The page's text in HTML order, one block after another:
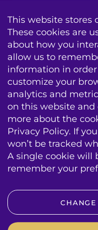
AV Conseil
Echec &
Mises
sitemap
This website stores
These cookies are
about how you
allow us to
information in
customize your
analytics and
on this website and
more about the
Privacy Policy. If
won’t be tracked
A single cookie will
remember your
CHANGE